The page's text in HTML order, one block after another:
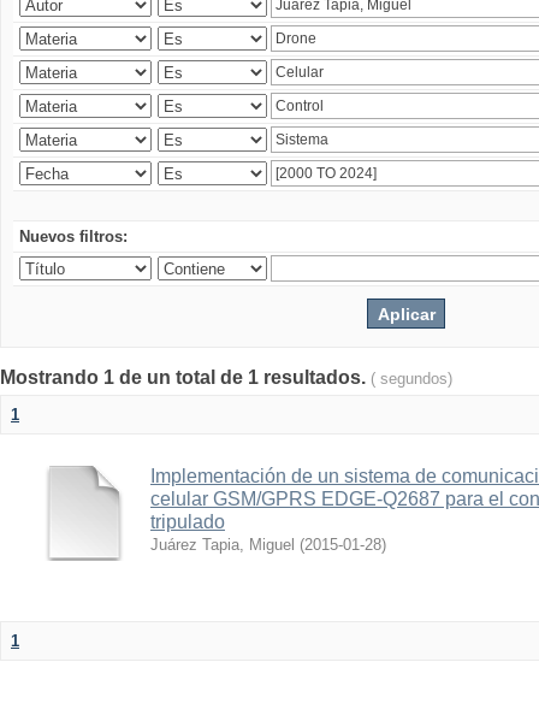
Nuevos filtros:
Mostrando 1 de un total de 1 resultados. ( segundos)
1
Implementación de un sistema de
celular GSM/GPRS EDGE-Q2687 para el
tripulado
Juárez Tapia, Miguel (2015-01-28)
1